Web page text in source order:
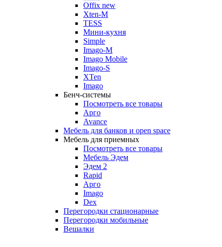
Offix new
Xten-M
TESS
Мини-кухня
Simple
Imago-M
Imago Mobile
Imago-S
XTen
Imago
Бенч-системы
Посмотреть все товары
Арго
Avance
Мебель для банков и open space
Мебель для приемных
Посмотреть все товары
Мебель Эдем
Эдем 2
Rapid
Арго
Imago
Dex
Перегородки стационарные
Перегородки мобильные
Вешалки